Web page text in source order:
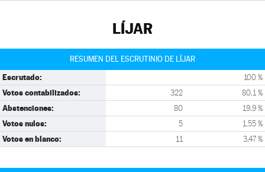
LÍJAR
RESUMEN DEL ESCRUTINIO DE LÍJAR
Escrutado: 100 %
Votos contabilizados: 322 80,1 %
Abstenciones: 80 19,9 %
Votos nulos: 5 1,55 %
Votos en blanco: 11 3,47 %